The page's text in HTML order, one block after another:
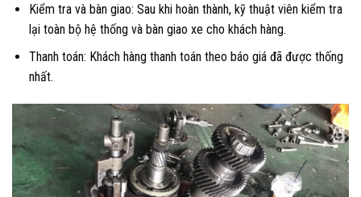
Kiểm tra và bàn giao: Sau khi hoàn thành, kỹ thuật viên kiểm tra
lại toàn bộ hệ thống và bàn giao xe cho khách hàng.
Thanh toán: Khách hàng thanh toán theo báo giá đã được thống
nhất.